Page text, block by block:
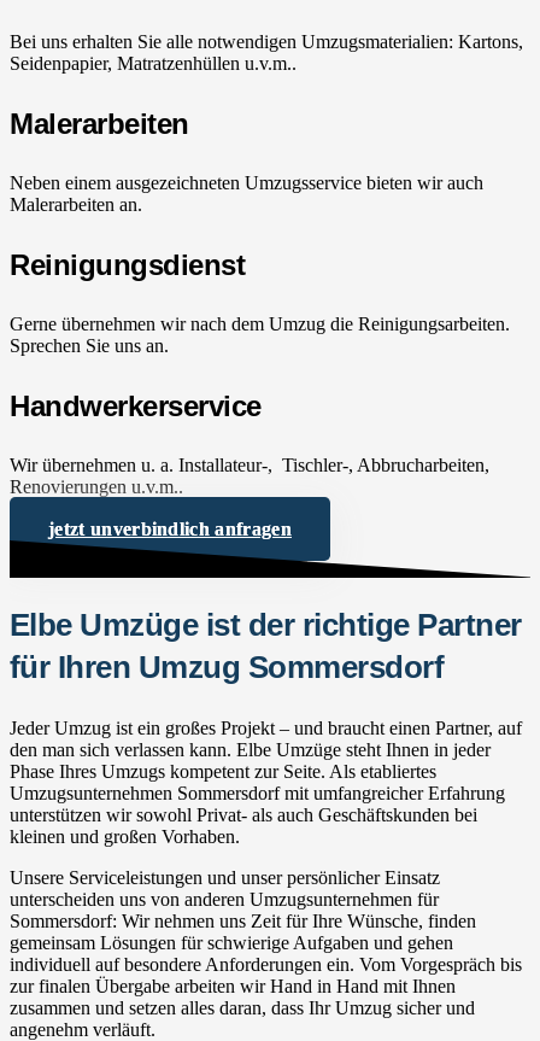
Bei uns erhalten Sie alle notwendigen Umzugsmaterialien: Kartons,
Seidenpapier, Matratzenhüllen u.v.m..
Malerarbeiten
Neben einem ausgezeichneten Umzugsservice bieten wir auch
Malerarbeiten an.
Reinigungsdienst
Gerne übernehmen wir nach dem Umzug die Reinigungsarbeiten.
Sprechen Sie uns an.
Handwerkerservice
Wir übernehmen u. a. Installateur-, Tischler-, Abbrucharbeiten,
Renovierungen u.v.m..
jetzt unverbindlich anfragen
Elbe Umzüge ist der richtige Partner
für Ihren Umzug Sommersdorf
Jeder Umzug ist ein großes Projekt – und braucht einen Partner, auf
den man sich verlassen kann. Elbe Umzüge steht Ihnen in jeder
Phase Ihres Umzugs kompetent zur Seite. Als etabliertes
Umzugsunternehmen Sommersdorf mit umfangreicher Erfahrung
unterstützen wir sowohl Privat- als auch Geschäftskunden bei
kleinen und großen Vorhaben.
Unsere Serviceleistungen und unser persönlicher Einsatz
unterscheiden uns von anderen Umzugsunternehmen für
Sommersdorf: Wir nehmen uns Zeit für Ihre Wünsche, finden
gemeinsam Lösungen für schwierige Aufgaben und gehen
individuell auf besondere Anforderungen ein. Vom Vorgespräch bis
zur finalen Übergabe arbeiten wir Hand in Hand mit Ihnen
zusammen und setzen alles daran, dass Ihr Umzug sicher und
angenehm verläuft.